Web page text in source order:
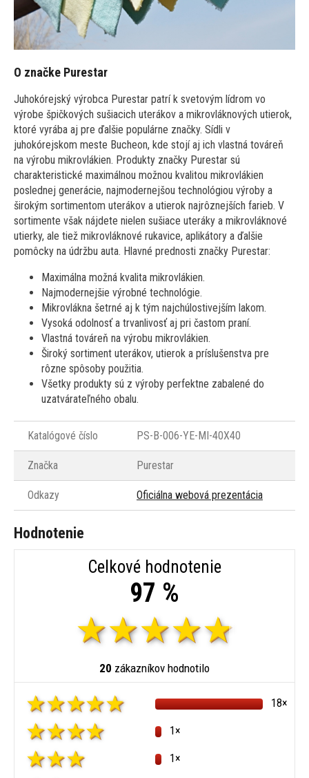
O značke Purestar
Juhokórejský výrobca Purestar patrí k svetovým lídrom vo
výrobe špičkových sušiacich uterákov a mikrovláknových utierok,
ktoré vyrába aj pre ďalšie populárne značky. Sídli v
juhokórejskom meste Bucheon, kde stojí aj ich vlastná továreň
na výrobu mikrovlákien. Produkty značky Purestar sú
charakteristické maximálnou možnou kvalitou mikrovlákien
poslednej generácie, najmodernejšou technológiou výroby a
širokým sortimentom uterákov a utierok najrôznejších farieb. V
sortimente však nájdete nielen sušiace uteráky a mikrovláknové
utierky, ale tiež mikrovláknové rukavice, aplikátory a ďalšie
pomôcky na údržbu auta. Hlavné prednosti značky Purestar:
Maximálna možná kvalita mikrovlákien.
Najmodernejšie výrobné technológie.
Mikrovlákna šetrné aj k tým najchúlostivejším lakom.
Vysoká odolnosť a trvanlivosť aj pri častom praní.
Vlastná továreň na výrobu mikrovlákien.
Široký sortiment uterákov, utierok a príslušenstva pre
rôzne spôsoby použitia.
Všetky produkty sú z výroby perfektne zabalené do
uzatvárateľného obalu.
Katalógové číslo PS-B-006-YE-MI-40X40
Značka Purestar
Odkazy Oficiálna webová prezentácia
Hodnotenie
Celkové hodnotenie
97 %
20 zákazníkov hodnotilo
18×
1×
1×